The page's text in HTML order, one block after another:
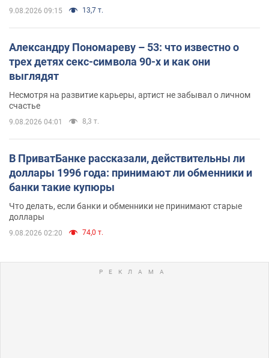
9.08.2026 09:15 13,7 т.
Александру Пономареву – 53: что известно о
трех детях секс-символа 90-х и как они
выглядят
Несмотря на развитие карьеры, артист не забывал о личном
счастье
9.08.2026 04:01 8,3 т.
В ПриватБанке рассказали, действительны ли
доллары 1996 года: принимают ли обменники и
банки такие купюры
Что делать, если банки и обменники не принимают старые
доллары
9.08.2026 02:20 74,0 т.